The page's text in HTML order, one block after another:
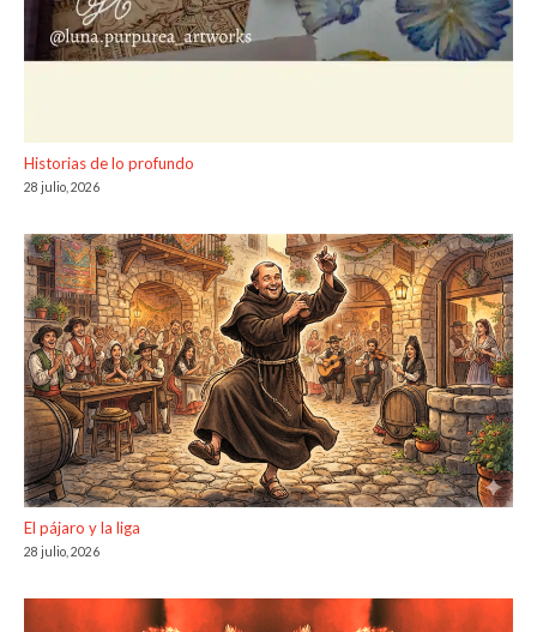
Historias de lo profundo
28 julio, 2026
El pájaro y la liga
28 julio, 2026